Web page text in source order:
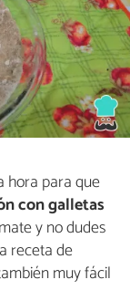
hora para que
con galletas
y no dudes
receta de
muy fácil